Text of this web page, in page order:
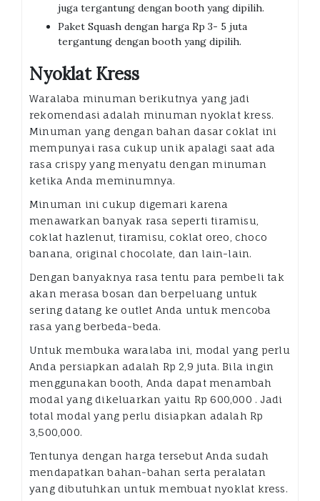
juga tergantung dengan booth yang dipilih.
Paket Squash dengan harga Rp 3- 5 juta
tergantung dengan booth yang dipilih.
Nyoklat Kress
Waralaba minuman berikutnya yang jadi
rekomendasi adalah minuman nyoklat kress.
Minuman yang dengan bahan dasar coklat ini
mempunyai rasa cukup unik apalagi saat ada
rasa crispy yang menyatu dengan minuman
ketika Anda meminumnya.
Minuman ini cukup digemari karena
menawarkan banyak rasa seperti tiramisu,
coklat hazlenut, tiramisu, coklat oreo, choco
banana, original chocolate, dan lain-lain.
Dengan banyaknya rasa tentu para pembeli tak
akan merasa bosan dan berpeluang untuk
sering datang ke outlet Anda untuk mencoba
rasa yang berbeda-beda.
Untuk membuka waralaba ini, modal yang perlu
Anda persiapkan adalah Rp 2,9 juta. Bila ingin
menggunakan booth, Anda dapat menambah
modal yang dikeluarkan yaitu Rp 600,000 . Jadi
total modal yang perlu disiapkan adalah Rp
3,500,000.
Tentunya dengan harga tersebut Anda sudah
mendapatkan bahan-bahan serta peralatan
yang dibutuhkan untuk membuat nyoklat kress.